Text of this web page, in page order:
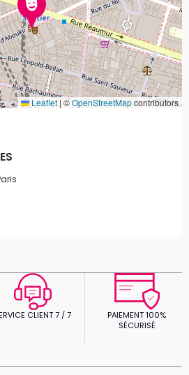
Leaflet |©OpenStreetMapcontributors
CLIENT 7 / 7
PAIEMENT 100%
SÉCURISÉ